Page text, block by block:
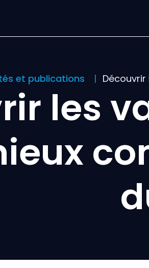
et publications
les